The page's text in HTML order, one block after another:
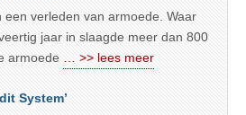
een verleden van armoede. Waar
jaar in slaagde meer dan 800
armoede … >> lees meer
System’